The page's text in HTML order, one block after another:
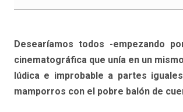
Desearíamos todos -empezando
cinematográfica que unía en un
lúdica e improbable a partes
mamporros con el pobre balón de